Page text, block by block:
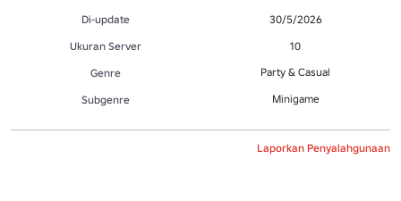
Di-update
30/5/2026
Ukuran Server
10
Genre
Party & Casual
Subgenre Minigame
Laporkan Penyalahgunaan